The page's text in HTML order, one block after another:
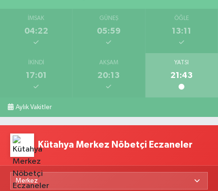
İMSAK
04:22
GÜNEŞ
05:59
ÖĞLE
13:11
İKINDI
17:01
AKŞAM
20:13
YATSI
21:43
Aylık Vakitler
Kütahya Merkez Nöbetçi Eczaneler